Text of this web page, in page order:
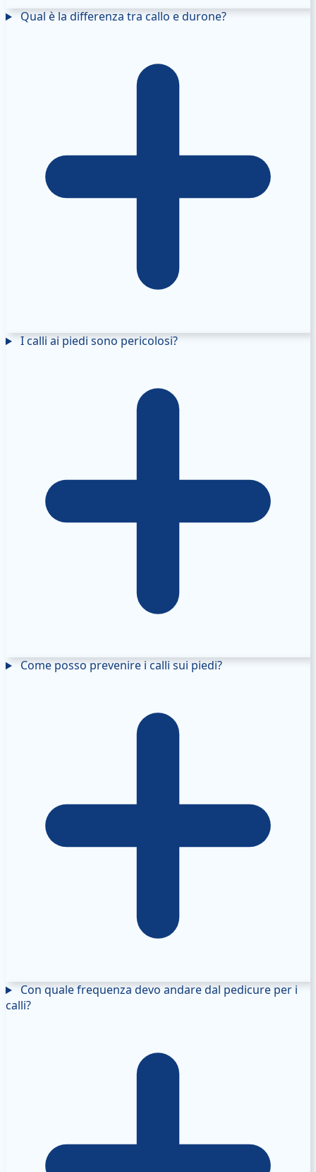
Qual è la differenza tra callo e durone?
I calli ai piedi sono pericolosi?
Come posso prevenire i calli sui piedi?
Con quale frequenza devo andare dal pedicure per i
calli?